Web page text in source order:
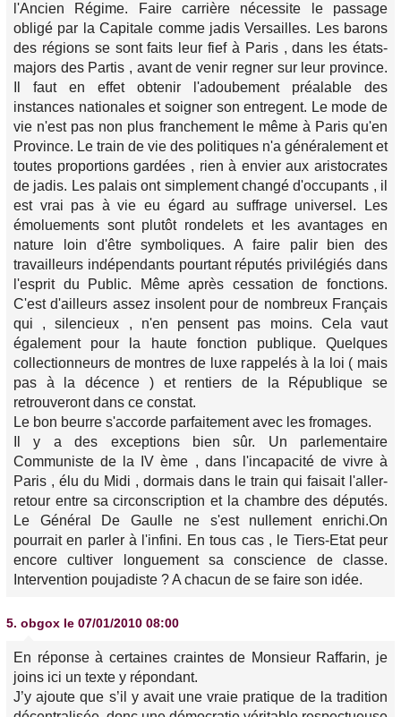
l'Ancien Régime. Faire carrière nécessite le passage
obligé par la Capitale comme jadis Versailles. Les barons
des régions se sont faits leur fief à Paris , dans les états-
majors des Partis , avant de venir regner sur leur province.
Il faut en effet obtenir l'adoubement préalable des
instances nationales et soigner son entregent. Le mode de
vie n'est pas non plus franchement le même à Paris qu'en
Province. Le train de vie des politiques n'a généralement et
toutes proportions gardées , rien à envier aux aristocrates
de jadis. Les palais ont simplement changé d'occupants , il
est vrai pas à vie eu égard au suffrage universel. Les
émoluements sont plutôt rondelets et les avantages en
nature loin d'être symboliques. A faire palir bien des
travailleurs indépendants pourtant réputés privilégiés dans
l'esprit du Public. Même après cessation de fonctions.
C'est d'ailleurs assez insolent pour de nombreux Français
qui , silencieux , n'en pensent pas moins. Cela vaut
également pour la haute fonction publique. Quelques
collectionneurs de montres de luxe rappelés à la loi ( mais
pas à la décence ) et rentiers de la République se
retrouveront dans ce constat.
Le bon beurre s'accorde parfaitement avec les fromages.
Il y a des exceptions bien sûr. Un parlementaire
Communiste de la IV ème , dans l'incapacité de vivre à
Paris , élu du Midi , dormais dans le train qui faisait l'aller-
retour entre sa circonscription et la chambre des députés.
Le Général De Gaulle ne s'est nullement enrichi.On
pourrait en parler à l'infini. En tous cas , le Tiers-Etat peur
encore cultiver longuement sa conscience de classe.
Intervention poujadiste ? A chacun de se faire son idée.
5. obgox le 07/01/2010 08:00
En réponse à certaines craintes de Monsieur Raffarin, je
joins ici un texte y répondant.
J’y ajoute que s’il y avait une vraie pratique de la tradition